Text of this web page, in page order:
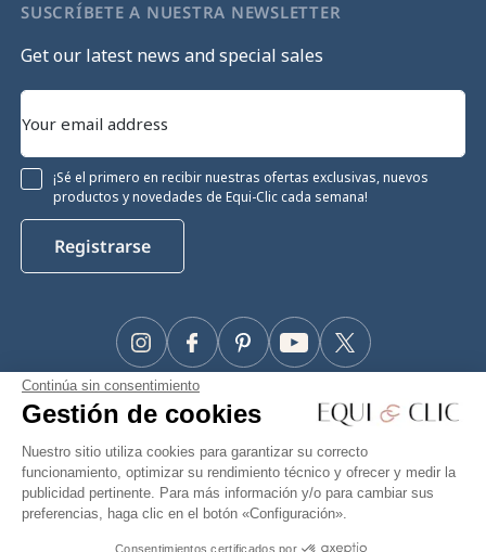
Continúa sin consentimiento
Gestión de cookies
Nuestro sitio utiliza cookies para garantizar su correcto
funcionamiento, optimizar su rendimiento técnico y ofrecer y medir la
publicidad pertinente. Para más información y/o para cambiar sus
preferencias, haga clic en el botón «Configuración».
Consentimientos certificados por
SUSCRÍBETE A NUESTRA NEWSLETTER
Get our latest news and special sales
¡Sé el primero en recibir nuestras ofertas exclusivas, nuevos
productos y novedades de Equi-Clic cada semana!
Registrarse
Facebook Twitter
YouTube
Pinterest
Instagram
#Makeyourhorseapriority
🫶
Equiclic © 2026